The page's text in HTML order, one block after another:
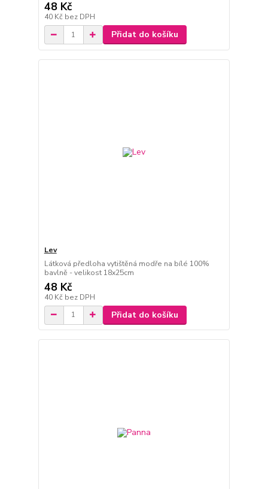
48 Kč
40 Kč bez DPH
Přidat do košíku
Lev
Látková předloha vytištěná modře na bílé 100%
bavlně - velikost 18x25cm
48 Kč
40 Kč bez DPH
Přidat do košíku